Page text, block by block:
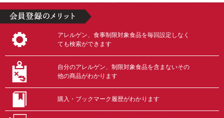
アレルゲン、食事制限対象食品を毎回設定しなく
ても検索ができます
自分のアレルゲン、制限対象食品を含まないその
他の商品がわかります
購入・ブックマーク履歴がわかります